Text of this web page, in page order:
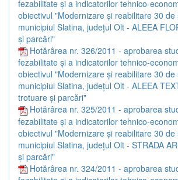
fezabilitate şi a indicatorilor tehnico-
obiectivul "Modernizare şi reabilitare 30 de
municipiul Slatina, judeţul Olt - ALEEA
şi parcări"
Hotărârea nr. 326/2011 - aprobarea
fezabilitate şi a indicatorilor tehnico-
obiectivul "Modernizare şi reabilitare 30 de
municipiul Slatina, judeţul Olt - ALEEA
trotuare şi parcări"
Hotărârea nr. 325/2011 - aprobarea
fezabilitate şi a indicatorilor tehnico-
obiectivul "Modernizare şi reabilitare 30 de
municipiul Slatina, judeţul Olt - STRADA
şi parcări"
Hotărârea nr. 324/2011 - aprobarea